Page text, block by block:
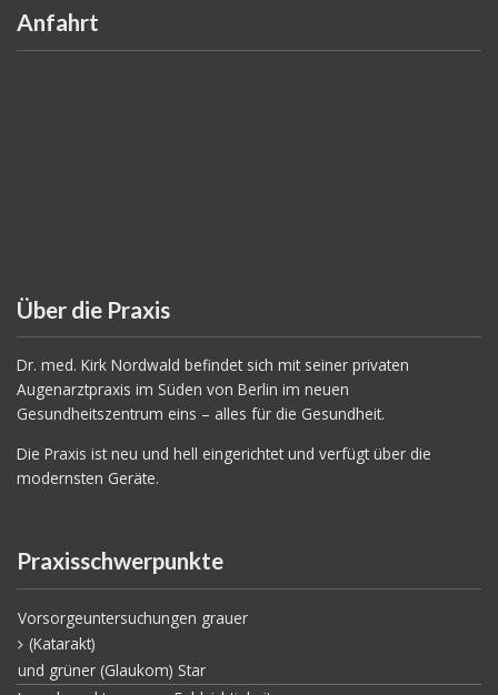
Anfahrt
Über die Praxis
Dr. med. Kirk Nordwald befindet sich mit seiner privaten
Augenarztpraxis im Süden von Berlin im neuen
Gesundheitszentrum eins – alles für die Gesundheit.
Die Praxis ist neu und hell eingerichtet und verfügt über die
modernsten Geräte.
Praxisschwerpunkte
Vorsorgeuntersuchungen grauer
(Katarakt)
und grüner (Glaukom) Star